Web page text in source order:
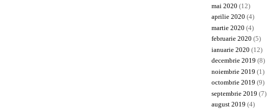
mai 2020 (12)
aprilie 2020 (4)
martie 2020 (4)
februarie 2020 (5)
ianuarie 2020 (12)
decembrie 2019 (8)
noiembrie 2019 (1)
octombrie 2019 (9)
septembrie 2019 (7)
august 2019 (4)